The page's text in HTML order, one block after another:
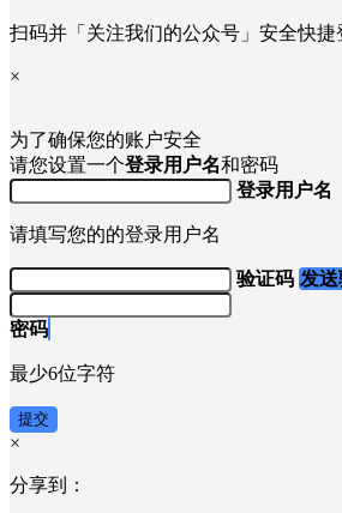
扫码并「关注我们的公众号」安全快捷
×
为了确保您的账户安全
请您设置一个登录用户名和密码
登录用户名
请填写您的的登录用户名
验证码 发
密码
最少6位字符
提交
×
分享到：